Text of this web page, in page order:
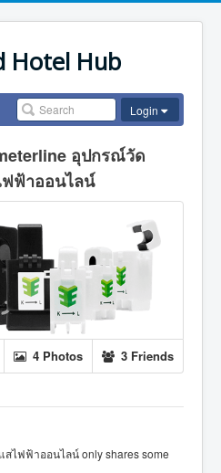
Hotel Hub
Login
อุปกรณ์วัด
ฟ้าออนไลน์
3 Friends
4 Photos
ไฟฟ้าออนไลน์ only shares some